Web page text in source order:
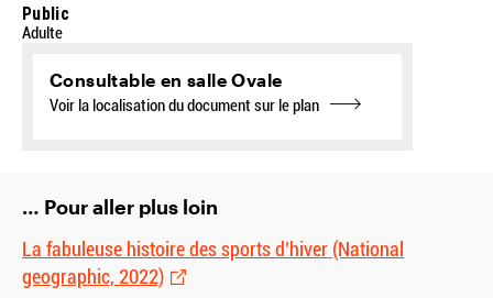
Public
Adulte
Consultable en salle Ovale
Voir la localisation du document sur le plan
… Pour aller plus loin
La fabuleuse histoire des sports d’hiver (National
geographic, 2022)